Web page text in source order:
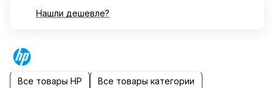
Нашли дешевле?
Все товары HP Все товары категории